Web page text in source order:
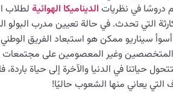
دروسًا في نظريات الديناميكا الهوائية لطلاب
التي تحدث. في حالة تعيين مدرب البولو
سيناريو ممكن هو استبعاد الفريق
وغير المعصومين على مجتمعات
حياتنا في الدنيا والآخرة إلى حياة
التي يعاني منها الشعوب حاليًا!